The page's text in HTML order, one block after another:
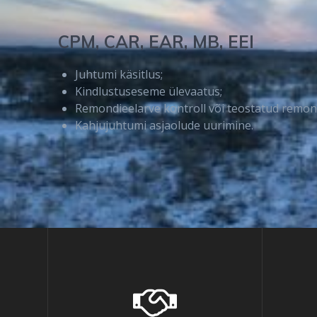
CPM, CAR, EAR, MB, EEI
Juhtumi käsitlus;
Kindlustuseseme ülevaatus;
Remondieelarve kontroll või teostatud
Kahjujuhtumi asjaolude uurimine.